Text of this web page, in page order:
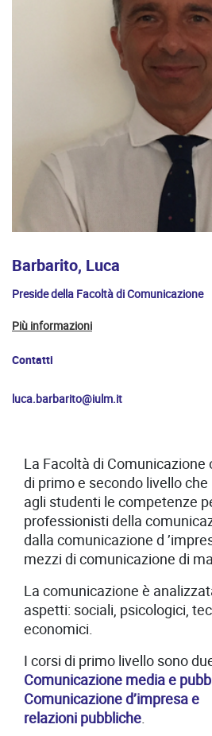
Barbarito, Luca
Preside della Facoltà di Comunicazione
Più informazioni
Contatti
luca.barbarito@iulm.it
La Facoltà di
di primo e secondo livello
agli studenti le competenze
professionisti della
dalla comunicazione d ’
mezzi di comunicazione di
La comunicazione è
aspetti: sociali, psicologici,
economici.
I corsi di primo livello sono
Comunicazione media e
Comunicazione d’impresa e
relazioni pubbliche.